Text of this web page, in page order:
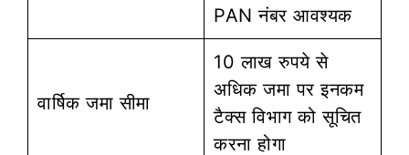
PAN नंबर आवश्यक
वार्षिक जमा सीमा
10 लाख रुपये से
अधिक जमा पर इनकम
टैक्स विभाग को सूचित
करना होगा